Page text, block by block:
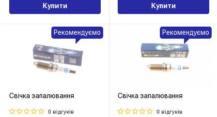
Купити Купити
Свічка запалювання
0 відгуків
Рекомендуємо
Свічка запалювання
0 відгуків
Рекомендуємо